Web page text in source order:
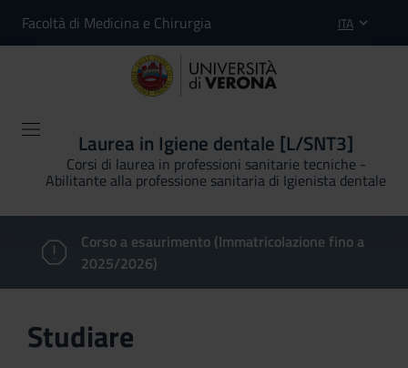
Facoltà di Medicina e Chirurgia ITA
Laurea in Igiene dentale [L/SNT3]
Corsi di laurea in professioni sanitarie tecniche -
Abilitante alla professione sanitaria di Igienista dentale
Corso a esaurimento (Immatricolazione fino a
2025/2026)
Studiare